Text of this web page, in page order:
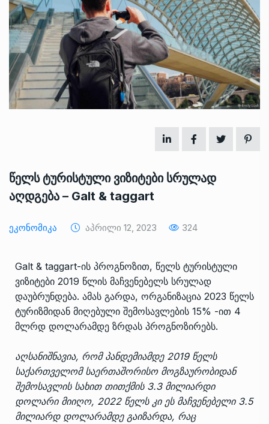
წელს ტურისტული ვიზიტები სრულად
აღდგება – Galt & taggart
Ეკონომიკა Აპრილი 12, 2023 324
Galt & taggart-ის პროგნოზით, წელს ტურისტული
ვიზიტები 2019 წლის მაჩვენებელს სრულად
დაუბრუნდება. ამას გარდა, ორგანიზაცია 2023 წელს
ტურიზმიდან მიღებული შემოსავლების 15% -ით 4
მლრდ დოლარამდე ზრდას პროგნოზირებს.
აღსანიშნავია, რომ პანდემიამდე 2019 წელს
საქართველომ საერთაშორისო მოგზაურობიდან
შემოსავლის სახით თითქმის 3.3 მილიარდი
დოლარი მიიღო, 2022 წელს კი ეს მაჩვენებელი 3.5
მილიარდ დოლარამდე გაიზარდა, რაც